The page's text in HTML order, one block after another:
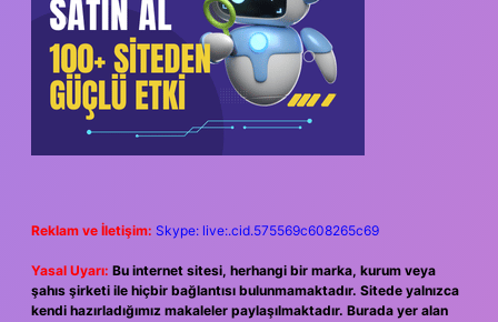
Reklam ve İletişim: Skype: live:.cid.575569c608265c69
Yasal Uyarı: Bu internet sitesi, herhangi bir marka, kurum veya
şahıs şirketi ile hiçbir bağlantısı bulunmamaktadır. Sitede yalnızca
kendi hazırladığımız makaleler paylaşılmaktadır. Burada yer alan